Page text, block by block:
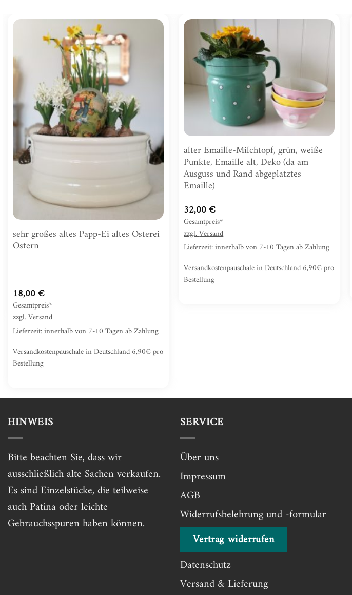
Wunschliste
hinzufügen
sehr großes altes Papp-Ei altes Osterei
Ostern
18,00€
Gesamtpreis*
zzgl.Versand
Lieferzeit: innerhalb von 7-10 Tagen ab Zahlung
Versandkostenpauschale in Deutschland 6,90€ pro
Bestellung
alter Emaille-Milchtopf, grün, weiße
Punkte, Emaille alt, Deko (da am
Ausguss und Rand abgeplatztes
Emaille)
32,00€
Gesamtpreis*
zzgl.Versand
Lieferzeit: innerhalb von 7-10 Tagen ab Zahlung
Versandkostenpauschale in Deutschland 6,90€ pro
Bestellung
HINWEIS
Bitte beachten Sie, dass wir
ausschließlich alte Sachen verkaufen.
Es sind Einzelstücke, die teilweise
auch Patina oder leichte
Gebrauchsspuren haben können.
SERVICE
Über uns
Impressum
AGB
Widerrufsbelehrung und -formular
Vertrag widerrufen
Datenschutz
Versand & Lieferung